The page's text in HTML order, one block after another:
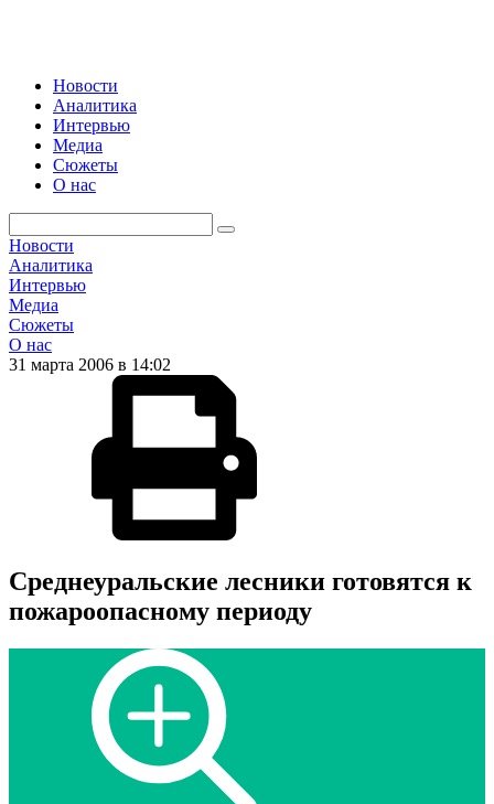
Новости
Аналитика
Интервью
Медиа
Сюжеты
О нас
Новости
Аналитика
Интервью
Медиа
Сюжеты
О нас
31 марта 2006 в 14:02
Среднеуральские лесники готовятся к
пожароопасному периоду